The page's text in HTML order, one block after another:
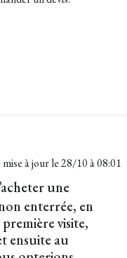
à jour le28/10 à 08:01
une
enterrée, en
visite,
ensuite au